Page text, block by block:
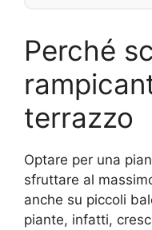
Perché
terrazzo
Optare per una
sfruttare al
anche su piccoli
piante, infatti,